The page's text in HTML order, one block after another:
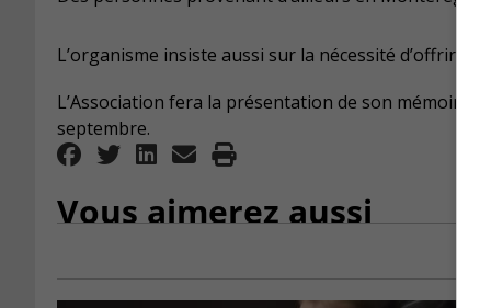
L’organisme insiste aussi sur la nécessité d’offrir à
L’Association fera la présentation de son mémoire
septembre.
Vous aimerez aussi